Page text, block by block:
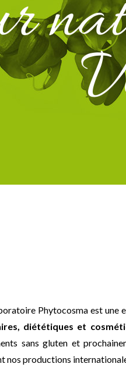
Phytocosma est une
diététiques et
sans gluten et
nos productions